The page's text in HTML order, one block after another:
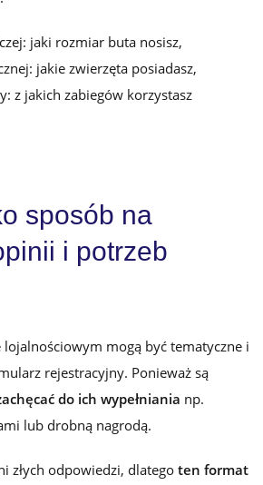
jaki rozmiar buta nosisz,
jakie zwierzęta posiadasz,
z jakich zabiegów korzystasz
sposób na
i potrzeb
mogą być tematyczne i
rejestracyjny. Ponieważ są
do ich wypełniania np.
lub drobną nagrodą.
złych odpowiedzi, dlatego ten format